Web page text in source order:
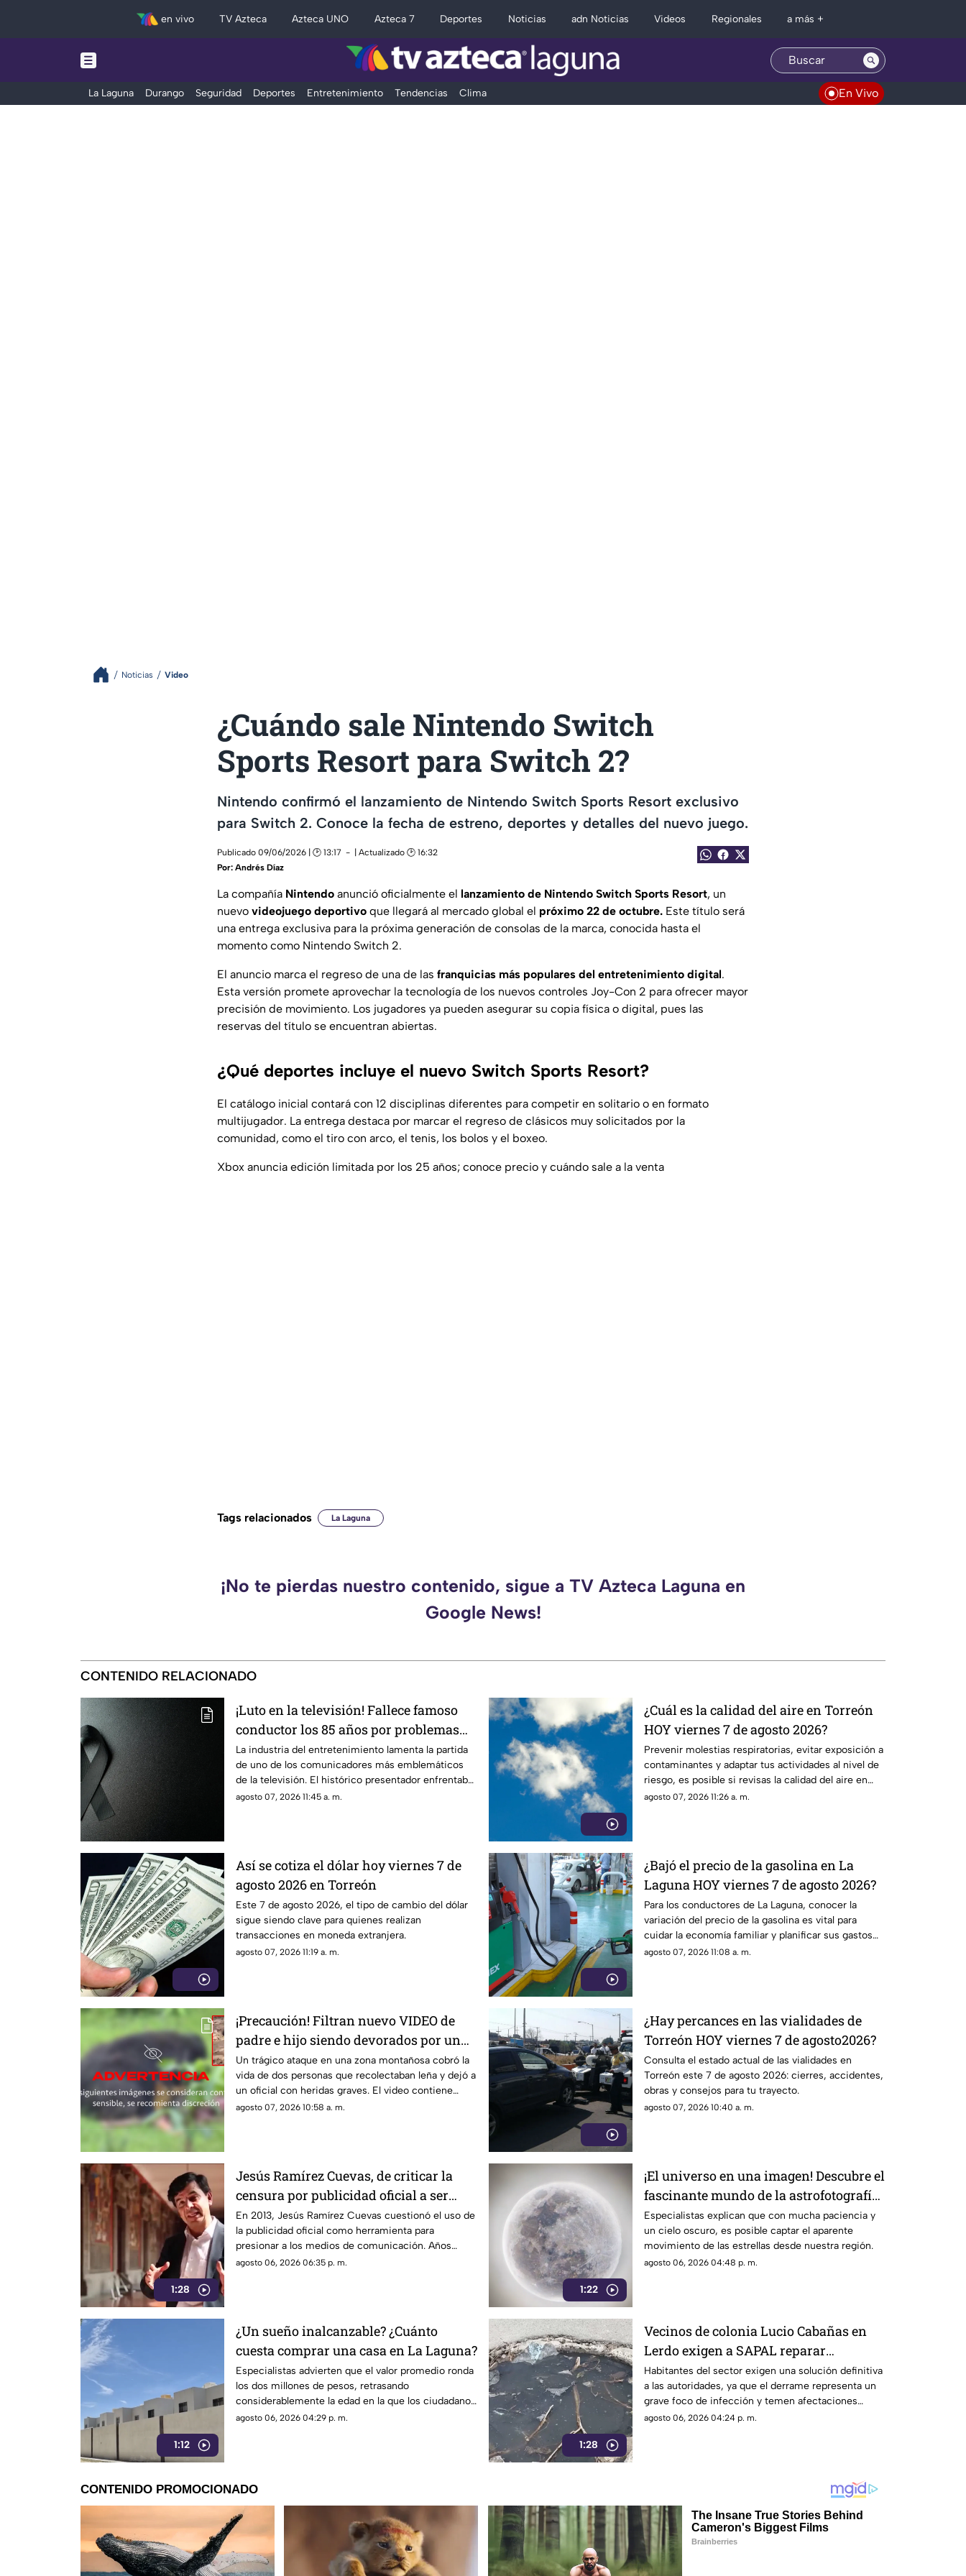
en vivo TV Azteca Azteca UNO Azteca 7 Deportes Noticias adn Noticias Videos Regionales a más +
La Laguna Durango Seguridad Deportes Entretenimiento Tendencias Clima En Vivo
Noticias Video
¿Cuándo sale Nintendo Switch
Sports Resort para Switch 2?
Nintendo confirmó el lanzamiento de Nintendo Switch Sports Resort exclusivo
para Switch 2. Conoce la fecha de estreno, deportes y detalles del nuevo juego.
Publicado 09/06/2026 | 🕑 13:17
| Actualizado 🕑 16:32
Por: Andrés Díaz
La compañía Nintendo anunció oficialmente el lanzamiento de Nintendo Switch Sports Resort, un
nuevo videojuego deportivo que llegará al mercado global el próximo 22 de octubre. Este título será
una entrega exclusiva para la próxima generación de consolas de la marca, conocida hasta el
momento como Nintendo Switch 2.
El anuncio marca el regreso de una de las franquicias más populares del entretenimiento digital.
Esta versión promete aprovechar la tecnología de los nuevos controles Joy-Con 2 para ofrecer mayor
precisión de movimiento. Los jugadores ya pueden asegurar su copia física o digital, pues las
reservas del título se encuentran abiertas.
¿Qué deportes incluye el nuevo Switch Sports Resort?
El catálogo inicial contará con 12 disciplinas diferentes para competir en solitario o en formato
multijugador. La entrega destaca por marcar el regreso de clásicos muy solicitados por la
comunidad, como el tiro con arco, el tenis, los bolos y el boxeo.
Xbox anuncia edición limitada por los 25 años; conoce precio y cuándo sale a la venta
Tags relacionados La Laguna
¡No te pierdas nuestro contenido, sigue a TV Azteca Laguna en
Google News!
CONTENIDO RELACIONADO
¡Luto en la televisión! Fallece famoso
conductor los 85 años por problemas
cardiacos
La industria del entretenimiento lamenta la partida
de uno de los comunicadores más emblemáticos
de la televisión. El histórico presentador enfrentaba
serios problemas cardiacos desde hace varios años.
agosto 07, 2026 11:45 a. m.
¿Cuál es la calidad del aire en Torreón
HOY viernes 7 de agosto 2026?
Prevenir molestias respiratorias, evitar exposición a
contaminantes y adaptar tus actividades al nivel de
riesgo, es posible si revisas la calidad del aire en
Torreón antes de salir.
agosto 07, 2026 11:26 a. m.
Así se cotiza el dólar hoy viernes 7 de
agosto 2026 en Torreón
Este 7 de agosto 2026, el tipo de cambio del dólar
sigue siendo clave para quienes realizan
transacciones en moneda extranjera.
agosto 07, 2026 11:19 a. m.
¿Bajó el precio de la gasolina en La
Laguna HOY viernes 7 de agosto 2026?
Para los conductores de La Laguna, conocer la
variación del precio de la gasolina es vital para
cuidar la economía familiar y planificar sus gastos
de movilidad.
agosto 07, 2026 11:08 a. m.
¡Precaución! Filtran nuevo VIDEO de
padre e hijo siendo devorados por un
oso
Un trágico ataque en una zona montañosa cobró la
vida de dos personas que recolectaban leña y dejó a
un oficial con heridas graves. El video contiene
material gráfico, véase con precaución.
agosto 07, 2026 10:58 a. m.
¿Hay percances en las vialidades de
Torreón HOY viernes 7 de agosto2026?
Consulta el estado actual de las vialidades en
Torreón este 7 de agosto 2026: cierres, accidentes,
obras y consejos para tu trayecto.
agosto 07, 2026 10:40 a. m.
1:28
Jesús Ramírez Cuevas, de criticar la
censura por publicidad oficial a ser
señalado por estrategia de control
informativo
En 2013, Jesús Ramírez Cuevas cuestionó el uso de
la publicidad oficial como herramienta para
presionar a los medios de comunicación. Años
después, su papel dentro del gobierno ha reavivado
agosto 06, 2026 06:35 p. m.
1:22
¡El universo en una imagen! Descubre el
fascinante mundo de la astrofotografía
en La Laguna
Especialistas explican que con mucha paciencia y
un cielo oscuro, es posible captar el aparente
movimiento de las estrellas desde nuestra región.
agosto 06, 2026 04:48 p. m.
1:12
¿Un sueño inalcanzable? ¿Cuánto
cuesta comprar una casa en La Laguna?
Especialistas advierten que el valor promedio ronda
los dos millones de pesos, retrasando
considerablemente la edad en la que los ciudadanos
logran adquirir su patrimonio.
agosto 06, 2026 04:29 p. m.
1:28
Vecinos de colonia Lucio Cabañas en
Lerdo exigen a SAPAL reparar
constante brote de aguas negras
Habitantes del sector exigen una solución definitiva
a las autoridades, ya que el derrame representa un
grave foco de infección y temen afectaciones
estructurales.
agosto 06, 2026 04:24 p. m.